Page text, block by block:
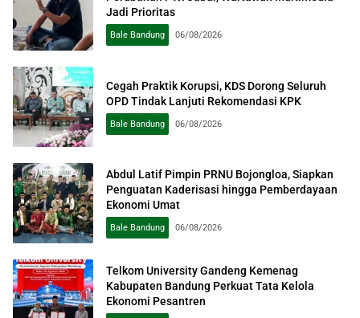
Jadi Prioritas
Bale Bandung 06/08/2026
Cegah Praktik Korupsi, KDS Dorong Seluruh
OPD Tindak Lanjuti Rekomendasi KPK
Bale Bandung 06/08/2026
Abdul Latif Pimpin PRNU Bojongloa, Siapkan
Penguatan Kaderisasi hingga Pemberdayaan
Ekonomi Umat
Bale Bandung 06/08/2026
Telkom University Gandeng Kemenag
Kabupaten Bandung Perkuat Tata Kelola
Ekonomi Pesantren